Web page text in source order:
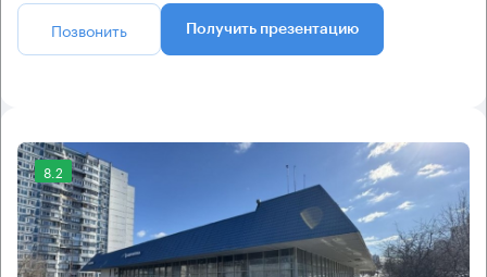
Позвонить Получить презентацию
8.2